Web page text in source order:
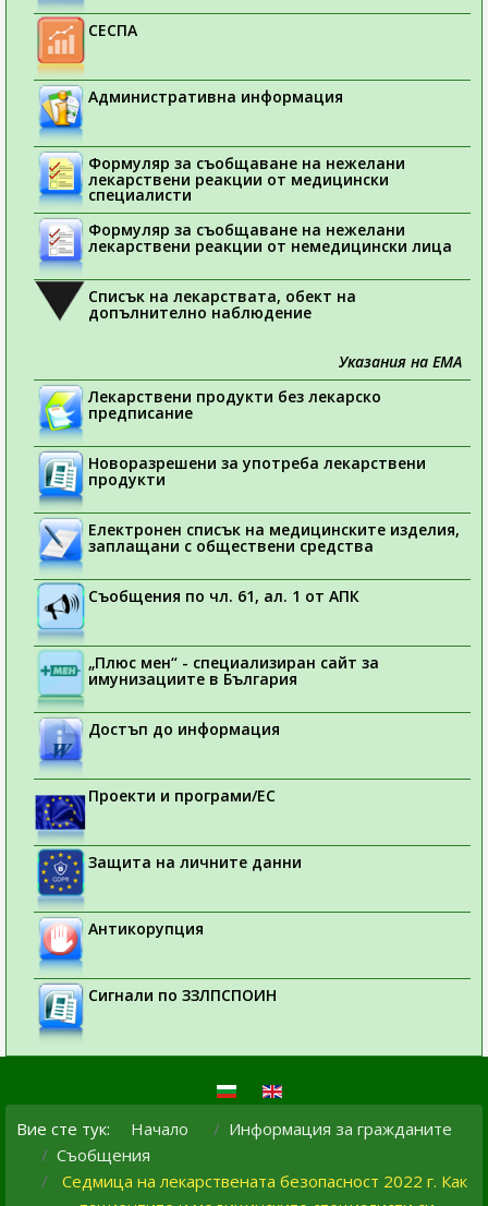
СЕСПА
Административна информация
Формуляр за съобщаване на нежелани
лекарствени реакции от медицински
специалисти
Формуляр за съобщаване на нежелани
лекарствени реакции от немедицински лица
Списък на лекарствата, обект на
допълнително наблюдение
Указания на ЕМА
Лекарствени продукти без лекарско
предписание
Новоразрешени за употреба лекарствени
продукти
Електронен списък на медицинските изделия,
заплащани с обществени средства
Съобщения по чл. 61, ал. 1 от АПК
„Плюс мен“ - специализиран сайт за
имунизациите в България
Достъп до информация
Проекти и програми/ЕС
Защита на личните данни
Антикорупция
Сигнали по ЗЗЛПСПОИН
Вие сте тук: Начало
Информация за гражданите
Съобщения
Седмица на лекарствената безопасност 2022 г. Как